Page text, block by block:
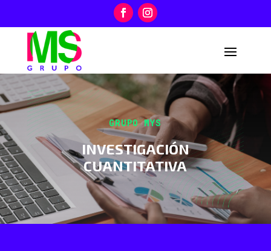
GRUPO MYS
INVESTIGACIÓN
CUANTITATIVA